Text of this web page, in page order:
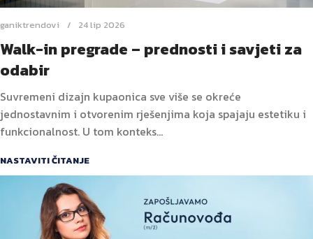
ganiktrendovi 24 lip 2026
Walk-in pregrade – prednosti i savjeti za
odabir
Suvremeni dizajn kupaonica sve više se okreće
jednostavnim i otvorenim rješenjima koja spajaju estetiku i
funkcionalnost. U tom konteks...
NASTAVITI ČITANJE